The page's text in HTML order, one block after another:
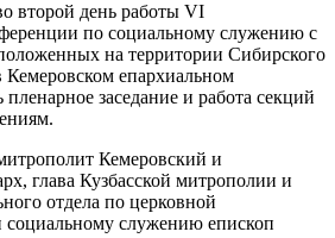
второй день работы VI
по социальному служению с
на территории Сибирского
Кемеровском епархиальном
заседание и работа секций
Кемеровский и
глава Кузбасской митрополии и
отдела по церковной
социальному служению епископ